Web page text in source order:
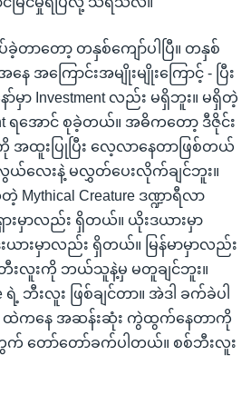
ခဲ့တာတော့ တနှစ်ကျော်ပါပြီ။ တနှစ်
နေ အကြောင်းအမျိုးမျိုးကြောင့် - ပြီး
မှာ Investment လည်း မရှိဘူး။ မရှိတဲ့
ရအောင် စုခဲ့တယ်။ အဓိကတော့ ဒီဇိုင်း
အထူးပြုပြီး လေ့လာနေတာဖြစ်တယ်
လေးနဲ့ မလွှတ်ပေးလိုက်ချင်ဘူး။
Creature ဒဏ္ဍာရီလာ
ားမှာလည်း ရှိတယ်။ ယိုးဒယားမှာ
ယားမှာလည်း ရှိတယ်။ မြန်မာမှာလည်း
ဘီးလူးကို ဘယ်သူနဲ့မှ မတူချင်ဘူး။
ဘီးလူး ဖြစ်ချင်တာ။ အဲဒါ ခက်ခဲပါ
ထဲကနေ အဆန်းဆုံး ကွဲထွက်နေတာကို
က် တော်တော်ခက်ပါတယ်။ စစ်ဘီးလူး